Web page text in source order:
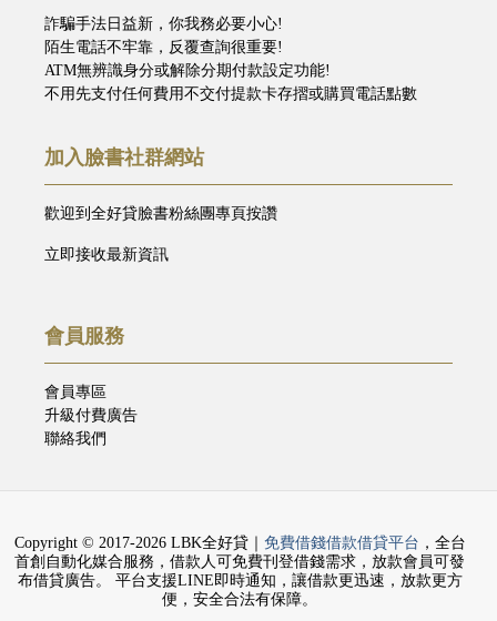
詐騙手法日益新，你我務必要小心!
陌生電話不牢靠，反覆查詢很重要!
ATM無辨識身分或解除分期付款設定功能!
不用先支付任何費用不交付提款卡存摺或購買電話點數
加入臉書社群網站
歡迎到全好貸臉書粉絲團專頁按讚
立即接收最新資訊
會員服務
會員專區
升級付費廣告
聯絡我們
Copyright © 2017-2026 LBK全好貸｜ 免費借錢借款借貸平台 ，全台
首創自動化媒合服務，借款人可免費刊登借錢需求，放款會員可發
布借貸廣告。 平台支援LINE即時通知，讓借款更迅速，放款更方
便，安全合法有保障。